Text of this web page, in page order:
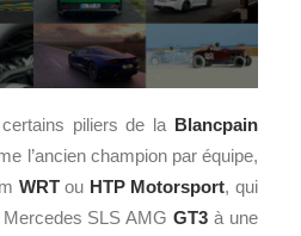
piliers de la Blancpain
l’ancien champion par équipe,
WRTou HTP Motorsport, qui
Mercedes SLS AMGGT3 à une